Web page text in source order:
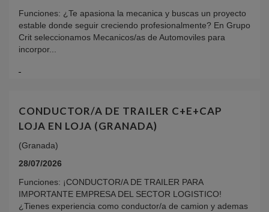
Funciones: ¿Te apasiona la mecanica y buscas un proyecto
estable donde seguir creciendo profesionalmente? En Grupo
Crit seleccionamos Mecanicos/as de Automoviles para
incorpor...
CONDUCTOR/A DE TRAILER C+E+CAP
LOJA EN LOJA (GRANADA)
(Granada)
28/07/2026
Funciones: ¡CONDUCTOR/A DE TRAILER PARA
IMPORTANTE EMPRESA DEL SECTOR LOGISTICO!
¿Tienes experiencia como conductor/a de camion y ademas